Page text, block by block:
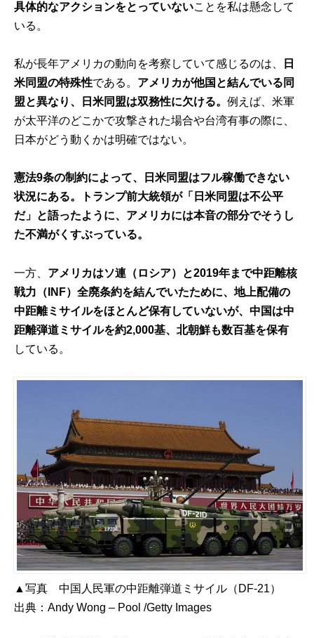
具体的なアクションをとっていないことを私は懸念して
いる。
私が長年アメリカの動向を考察していて感じるのは、
日
米同盟の特殊性である。 アメリカが他国と結んでいる同
盟と異なり、日米同盟は双務性に欠ける。例えば、米軍
が太平洋のどこかで攻撃された場合や台湾有事の際に、
日本がどう動くかは明確ではない。
憲法9条の制約によって、日米同盟はフル稼働できない
状況にある。トランプ前大統領が「日米同盟は不公平
だ」と語ったように、アメリカには本音の部分でそうし
た不満がくすぶっている。
一方、 アメリカはソ連（ロシア）と2019年まで中距離核
戦力（INF）全廃条約を結んでいたために、地上配備の
中距離ミサイルをほとんど保有していないが、中国は中
距離弾道ミサイルを約2,000基、北朝鮮も数百基を保有
している。
▲写真 中国人民軍の中距離弾道ミサイル（DF-21）
出典：Andy Wong – Pool /Getty Images